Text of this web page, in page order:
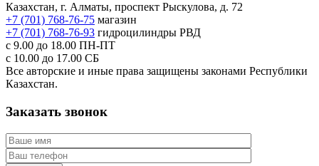
Казахстан, г. Алматы, проспект Рыскулова, д. 72
+7 (701) 768-76-75 магазин
+7 (701) 768-76-93 гидроцилиндры РВД
с 9.00 до 18.00 ПН-ПТ
с 10.00 до 17.00 СБ
Все авторские и иные права защищены законами Республики
Казахстан.
Заказать звонок